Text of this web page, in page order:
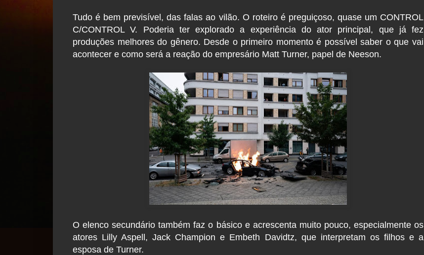
Tudo é bem previsível, das falas ao vilão. O roteiro é preguiçoso, quase um CONTROL
C/CONTROL V. Poderia ter explorado a experiência do ator principal, que já fez
produções melhores do gênero. Desde o primeiro momento é possível saber o que vai
acontecer e como será a reação do empresário Matt Turner, papel de Neeson.
O elenco secundário também faz o básico e acrescenta muito pouco, especialmente os
atores Lilly Aspell, Jack Champion e Embeth Davidtz, que interpretam os filhos e a
esposa de Turner.